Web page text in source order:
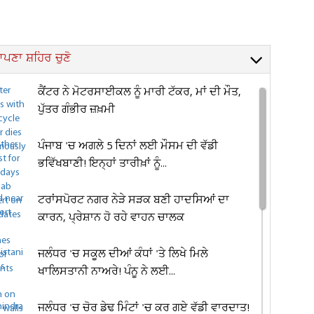
ਸ਼ਹਿਰ ਚੁਣੋ
ਕੈਂਟਰ ਨੇ ਮੋਟਰਸਾਈਕਲ ਨੂੰ ਮਾਰੀ ਟੱਕਰ, ਮਾਂ ਦੀ ਮੌਤ,
ਪੁੱਤਰ ਗੰਭੀਰ ਜ਼ਖ਼ਮੀ
ਪੰਜਾਬ 'ਚ ਅਗਲੇ 5 ਦਿਨਾਂ ਲਈ ਮੌਸਮ ਦੀ ਵੱਡੀ
ਭਵਿੱਖਬਾਣੀ! ਇਨ੍ਹਾਂ ਤਾਰੀਖ਼ਾਂ ਨੂੰ...
ਟਰਾਂਸਪੋਰਟ ਨਗਰ ਨੇੜੇ ਸੜਕ ਬਣੀ ਹਾਦਸਿਆਂ ਦਾ
ਕਾਰਨ, ਪ੍ਰੇਸ਼ਾਨ ਹੋ ਰਹੇ ਵਾਹਨ ਚਾਲਕ
ਜਲੰਧਰ 'ਚ ਸਕੂਲ ਦੀਆਂ ਕੰਧਾਂ 'ਤੇ ਲਿਖੇ ਮਿਲੇ
ਖਾਲਿਸਤਾਨੀ ਨਾਅਰੇ! ਪੰਨੂ ਨੇ ਲਈ...
ਜਲੰਧਰ 'ਚ ਚੋਰ ਡੇਢ ਮਿੰਟਾਂ 'ਚ ਕਰ ਗਏ ਵੱਡੀ ਵਾਰਦਾਤ!